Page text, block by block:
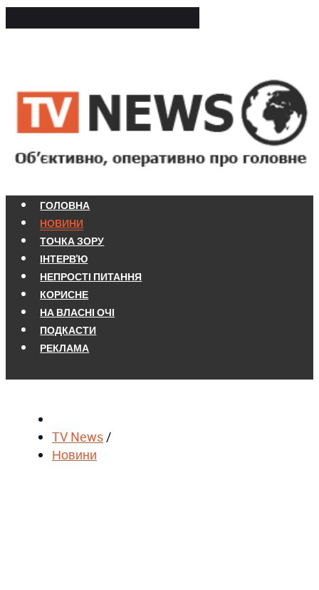
ГОЛОВНА
НОВИНИ
ТОЧКА ЗОРУ
ІНТЕРВ'Ю
НЕПРОСТІ ПИТАННЯ
КОРИСНЕ
НА ВЛАСНІ ОЧІ
ПОДКАСТИ
РЕКЛАМА
TV News/
Новини